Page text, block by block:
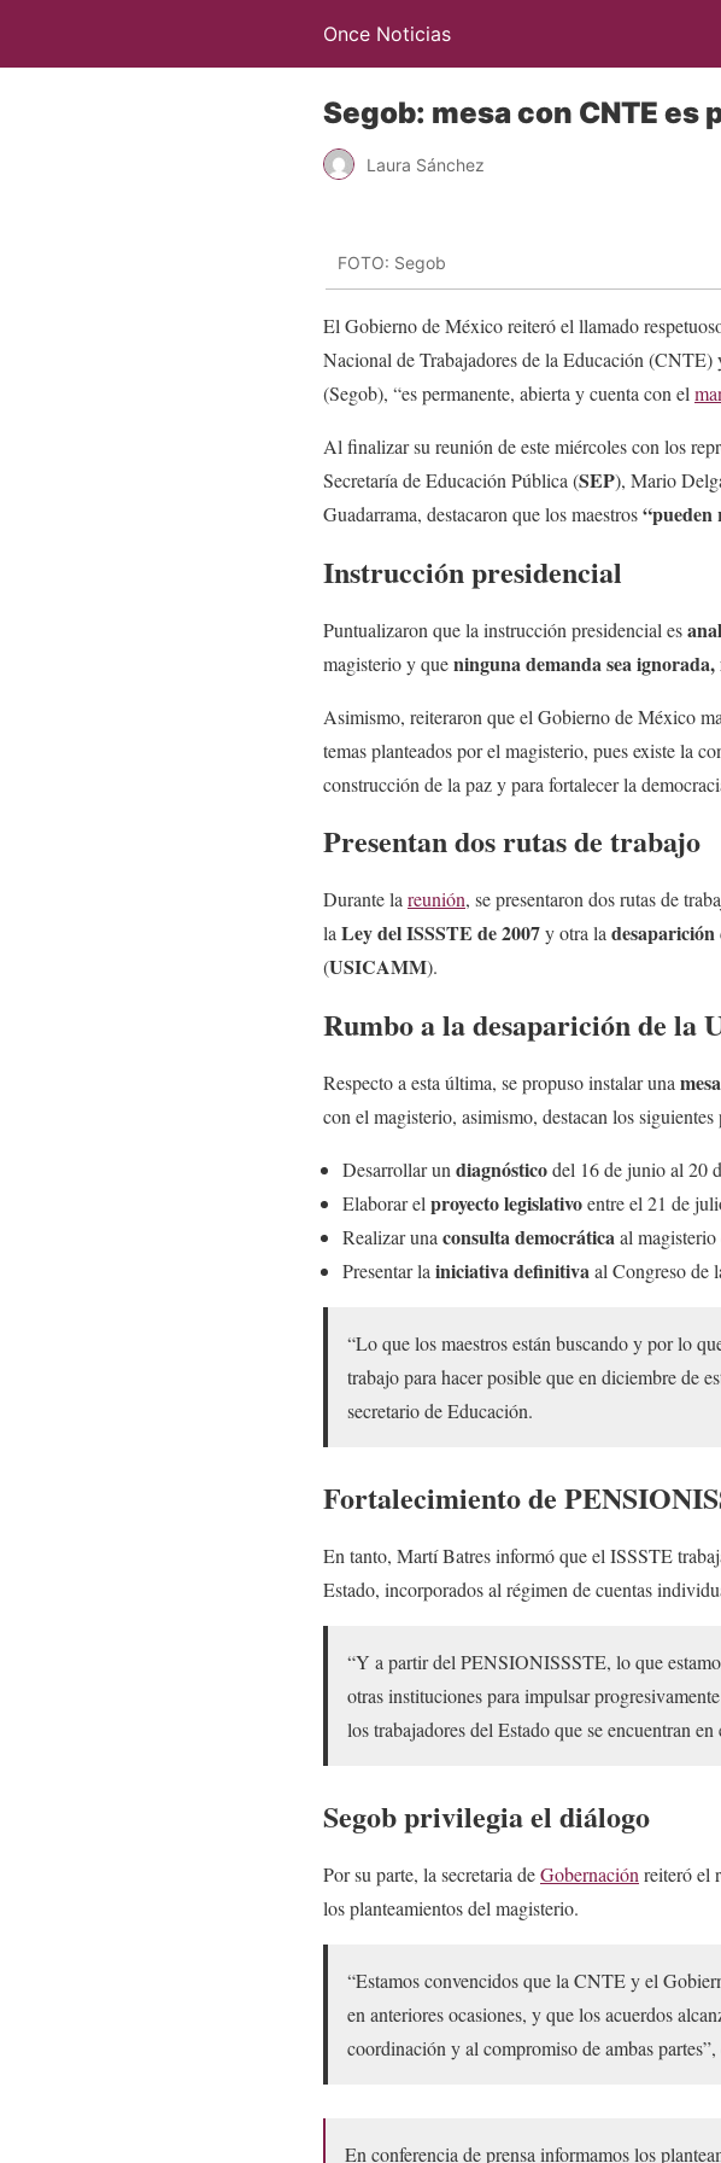
Once Noticias
Segob: mesa con CNTE es
Laura Sánchez
FOTO: Segob
El Gobierno de México reiteró el llamado
Nacional de Trabajadores de la Educación (CNTE)
(Segob), “es permanente, abierta y cuenta con el
Al finalizar su reunión de este miércoles con los
Secretaría de Educación Pública (SEP), Mario
Guadarrama, destacaron que los maestros“pueden
Instrucción presidencial
Puntualizaron que la instrucción presidencial es
magisterio y queninguna demanda sea
Asimismo, reiteraron que el Gobierno de México
temas planteados por el magisterio, pues existe la
construcción de la paz y para fortalecer la
Presentan dos rutas de trabajo
Durante lareunión, se presentaron dos rutas de
laLey del ISSSTE de 2007y otra ladesaparición
(USICAMM).
Rumbo a la desaparición de la
Respecto a esta última, se propuso instalar una
con el magisterio, asimismo, destacan los siguientes
Desarrollar un diagnósticodel 16 de junio al 20
Elaborar el proyecto legislativoentre el 21 de
Realizar una consulta democráticaal
Presentar la iniciativa definitivaal Congreso de
“Lo que los maestros están buscando y por lo
trabajo para hacer posible que en diciembre de
secretario de Educación.
Fortalecimiento de
En tanto, Martí Batres informó que el ISSSTE
Estado, incorporados al régimen de cuentas
“Y a partir del PENSIONISSSTE, lo que
otras instituciones para impulsar
los trabajadores del Estado que se encuentran
Segob privilegia el diálogo
Por su parte, la secretaria deGobernación reiteró el
los planteamientos del magisterio.
“Estamos convencidos que la CNTE y el
en anteriores ocasiones, y que los acuerdos
coordinación y al compromiso de ambas
En conferencia de prensa informamos los